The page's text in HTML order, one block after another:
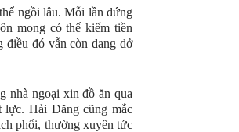
ngồi lâu. Mỗi lần đứng
mong có thể kiếm tiền
điều đó vẫn còn dang dở
nhà ngoại xin đồ ăn qua
lực. Hải Đăng cũng mắc
phổi, thường xuyên tức